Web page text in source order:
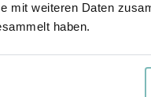
mit weiteren Daten
haben.